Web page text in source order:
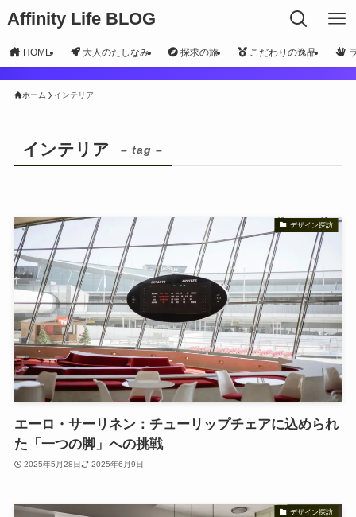
Affinity Life BLOG
HOME 大人のたしなみ 探求の旅 こだわりの逸品
ホーム インテリア
インテリア – tag –
デザイン探訪
エーロ・サーリネン：チューリップチェアに込められ
た「一つの脚」への挑戦
2025年5月28日 2025年6月9日
デザイン探訪